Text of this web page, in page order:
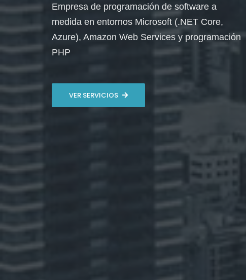
Empresa de programación de software a
medida en entornos Microsoft (.NET Core,
Azure), Amazon Web Services y programación
PHP
VER SERVICIOS